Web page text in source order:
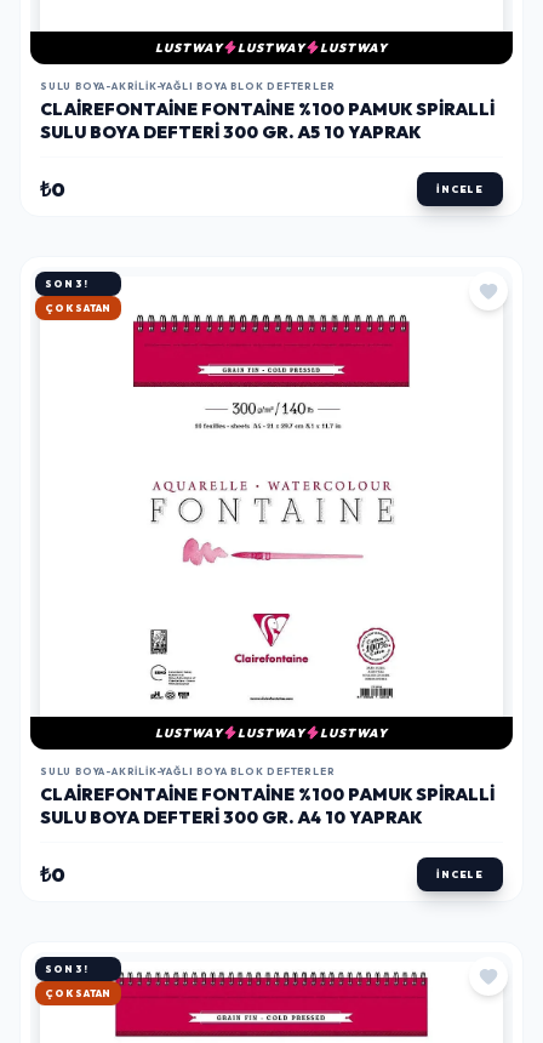
LUSTWAY LUSTWAY LUSTWAY
SULU BOYA-AKRILIK-YAĞLI BOYA BLOK DEFTERLER
CLAIREFONTAINE FONTAINE %100 PAMUK SPIRALLI
SULU BOYA DEFTERI 300 GR. A5 10 YAPRAK
₺0 İNCELE
SON 3!
HIZLI KARGO
LUSTWAY LUSTWAY LUSTWAY
SULU BOYA-AKRILIK-YAĞLI BOYA BLOK DEFTERLER
CLAIREFONTAINE FONTAINE %100 PAMUK SPIRALLI
SULU BOYA DEFTERI 300 GR. A4 10 YAPRAK
₺0 İNCELE
SON 3!
HIZLI KARGO